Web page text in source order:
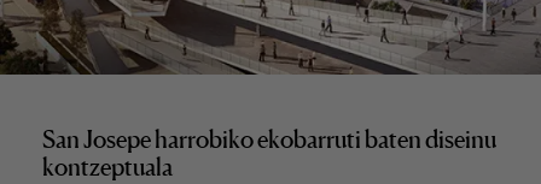
San Josepe harrobiko ekobarruti baten diseinu
kontzeptuala